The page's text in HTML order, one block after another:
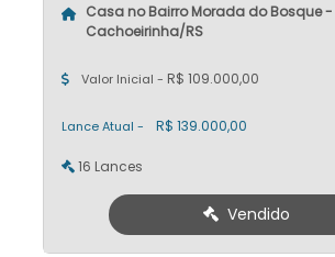
Casa no Bairro Morada do Bosque -
Cachoeirinha/RS
Valor Inicial - R$ 109.000,00
Lance Atual - R$ 139.000,00
16 Lances
Vendido